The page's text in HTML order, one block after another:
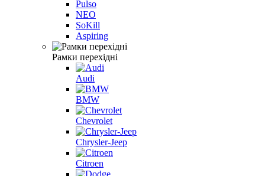
Pulso
NEO
SoKill
Aspiring
Рамки перехідні
Audi
BMW
Chevrolet
Chrysler-Jeep
Citroen